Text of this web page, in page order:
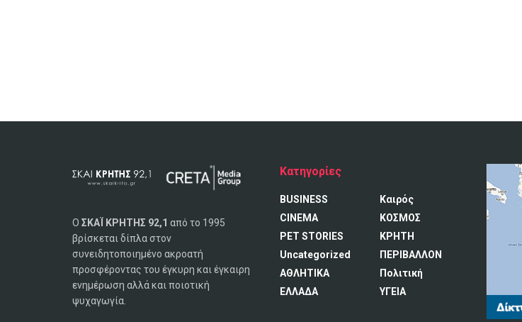
Ο ΣΚΑΪ ΚΡΗΤΗΣ 92,1 από το 1995
βρίσκεται δίπλα στον
συνειδητοποιημένο ακροατή
προσφέροντας του έγκυρη και έγκαιρη
ενημέρωση αλλά και ποιοτική
ψυχαγωγία.
Κατηγορίες
BUSINESS
CINEMA
PET STORIES
Uncategorized
ΑΘΛΗΤΙΚΑ
ΕΛΛΑΔΑ
Καιρός
ΚΟΣΜΟΣ
ΚΡΗΤΗ
ΠΕΡΙΒΑΛΛΟΝ
Πολιτική
ΥΓΕΙΑ